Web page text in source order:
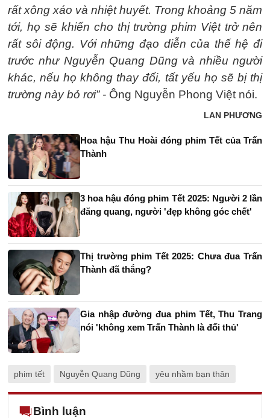
rất xông xáo và nhiệt huyết. Trong khoảng 5 năm
tới, họ sẽ khiến cho thị trường phim Việt trở nên
rất sôi động. Với những đạo diễn của thế hệ đi
trước như Nguyễn Quang Dũng và nhiều người
khác, nếu họ không thay đổi, tất yếu họ sẽ bị thị
trường này bỏ rơi” - Ông Nguyễn Phong Việt nói.
LAN PHƯƠNG
Hoa hậu Thu Hoài đóng phim Tết của Trấn
Thành
3 hoa hậu đóng phim Tết 2025: Người 2 lần
đăng quang, người 'đẹp không góc chết'
Thị trường phim Tết 2025: Chưa đua Trấn
Thành đã thắng?
Gia nhập đường đua phim Tết, Thu Trang
nói 'không xem Trấn Thành là đối thủ'
phim tết Nguyễn Quang Dũng yêu nhầm bạn thân
Bình luận